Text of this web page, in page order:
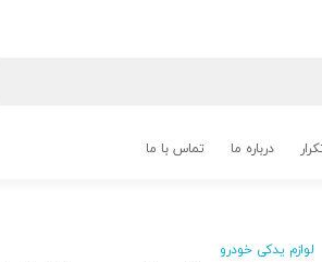
درباره ما تماس با ما
لوازم یدکی خودرو